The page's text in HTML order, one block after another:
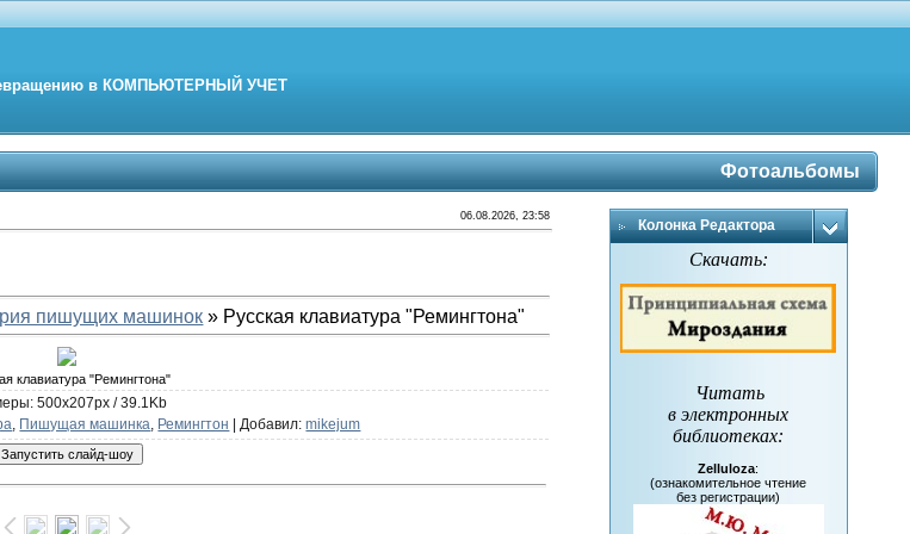
в КОМПЬЮТЕРНЫЙ УЧЕТ
Фотоальбомы
06.08.2026, 23:58
пишущих машинок » Русская клавиатура "Ремингтона"
клавиатура "Ремингтона"
500x207px / 39.1Kb
, Пишущая машинка, Ремингтон |Добавил:mikejum
Колонка Редактора
Скачать:
Читать
в электронных
библиотеках:
Zelluloza:
(ознакомительное чтение
без регистрации)